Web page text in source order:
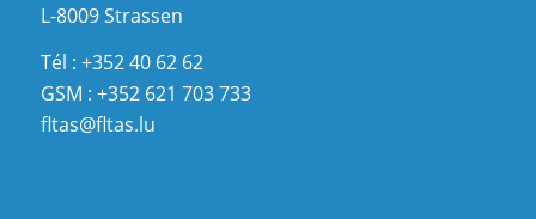
L-8009 Strassen
Tél : +352 40 62 62
GSM : +352 621 703 733
fltas@fltas.lu